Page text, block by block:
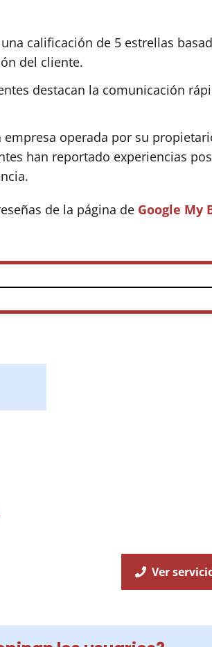
calificación de 5 estrellas
del cliente.
destacan la comunicación
empresa operada por su
han reportado experiencias
de la página de Google My
Ver